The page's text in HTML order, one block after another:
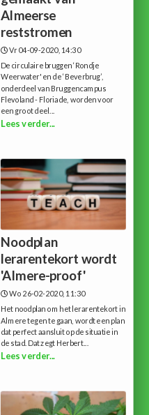
Almeerse
reststromen
Vr 04-09-2020, 14:30
De circulaire bruggen ‘Rondje
Weerwater' en de ‘Beverbrug’,
onderdeel van Bruggencampus
Flevoland - Floriade, worden voor
een groot deel...
Lees verder...
Noodplan
lerarentekort wordt
'Almere-proof'
Wo 26-02-2020, 11:30
Het noodplan om het lerarentekort in
Almere tegen te gaan, wordt een plan
dat perfect aansluit op de situatie in
de stad. Dat zegt Herbert...
Lees verder...